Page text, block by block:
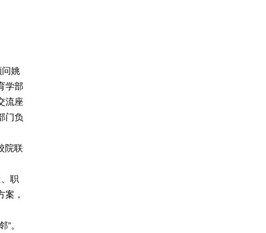
姚
学部
流座
门负
院联
职
，
。